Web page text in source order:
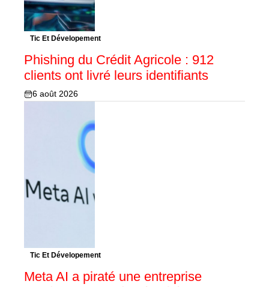
Tic Et Dévelopement
Phishing du Crédit Agricole : 912
clients ont livré leurs identifiants
6 août 2026
Tic Et Dévelopement
Meta AI a piraté une entreprise